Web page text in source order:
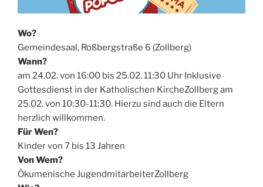
Wo?
Gemeindesaal, Roßbergstraße 6 (Zollberg)
Wann?
am 24.02. von 16:00 bis 25.02. 11:30 Uhr Inklusive
Gottesdienst in der Katholischen KircheZollberg am
25.02. von 10:30-11:30. Hierzu sind auch die Eltern
herzlich willkommen.
Für Wen?
Kinder von 7 bis 13 Jahren
Von Wem?
Ökumenische JugendmitarbeiterZollberg